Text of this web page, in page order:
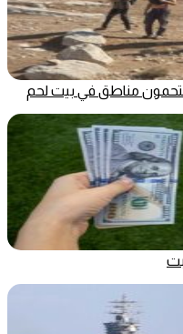
مناطق في بيت لحم